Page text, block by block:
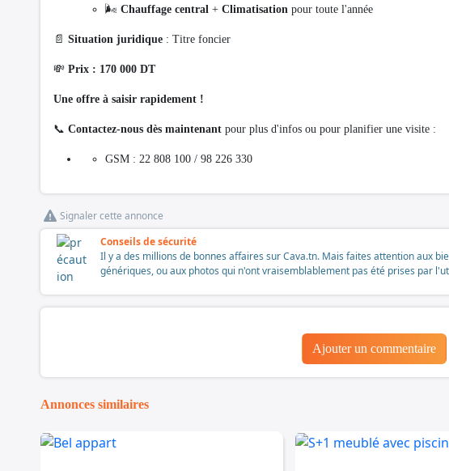
🌬️ Chauffage central + Climatisation pour toute l'année
📄 Situation juridique : Titre foncier
💸 Prix : 170 000 DT
Une offre à saisir rapidement !
📞 Contactez-nous dès maintenant pour plus d'infos ou pour planifier une visite :
GSM : 22 808 100 / 98 226 330
Signaler cette annonce
Conseils de sécurité
Il y a des millions de bonnes affaires sur Cava.tn. Mais faites attention aux
génériques, ou aux photos qui n'ont vraisemblablement pas été prises par
Ajouter un commentaire
Annonces similaires